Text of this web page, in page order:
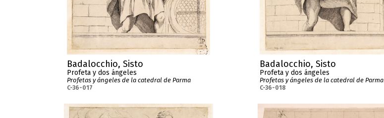
Badalocchio, Sisto
Profeta y dos ángeles
Profetas y ángeles de la catedral de Parma
C-36-017
Badalocchio, Sisto
Profeta y dos ángeles
Profetas y ángeles de la catedral de Parma
C-36-018